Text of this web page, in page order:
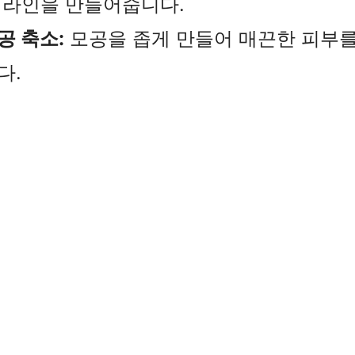
축소: 모공을 좁게 만들어 매끈한 피부
.